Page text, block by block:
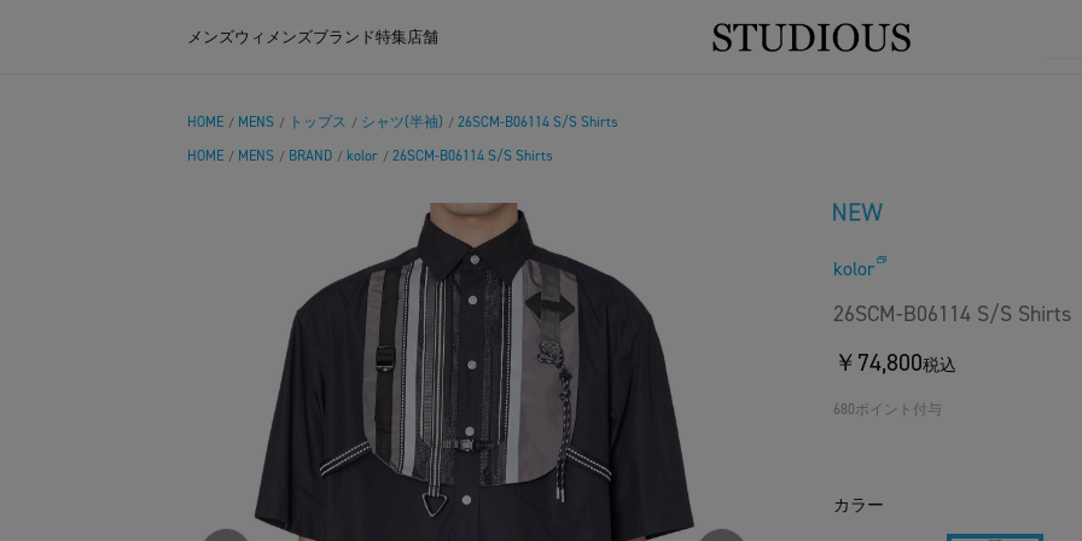
メンズウィメンズブランド特集店舗
HOME / MENS / トップス / シャツ(半袖) / 26SCM-B06114 S/S Shirts
HOME / MENS / BRAND / kolor / 26SCM-B06114 S/S Shirts
kolor
26SCM-B06114 S/S Shirts
￥74,800税込
680ポイント付与
カラー